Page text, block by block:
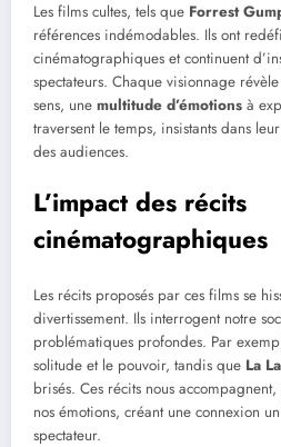
Les films cultes, tels que Forrest
références indémodables. Ils ont
cinématographiques et continuent
spectateurs. Chaque visionnage
sens, une multitude d’émotions à
traversent le temps, insistants dans
des audiences.
L’impact des récits
cinématographiques
Les récits proposés par ces films se
divertissement. Ils interrogent notre
problématiques profondes. Par
solitude et le pouvoir, tandis que La
brisés. Ces récits nous
nos émotions, créant une connexion
spectateur.